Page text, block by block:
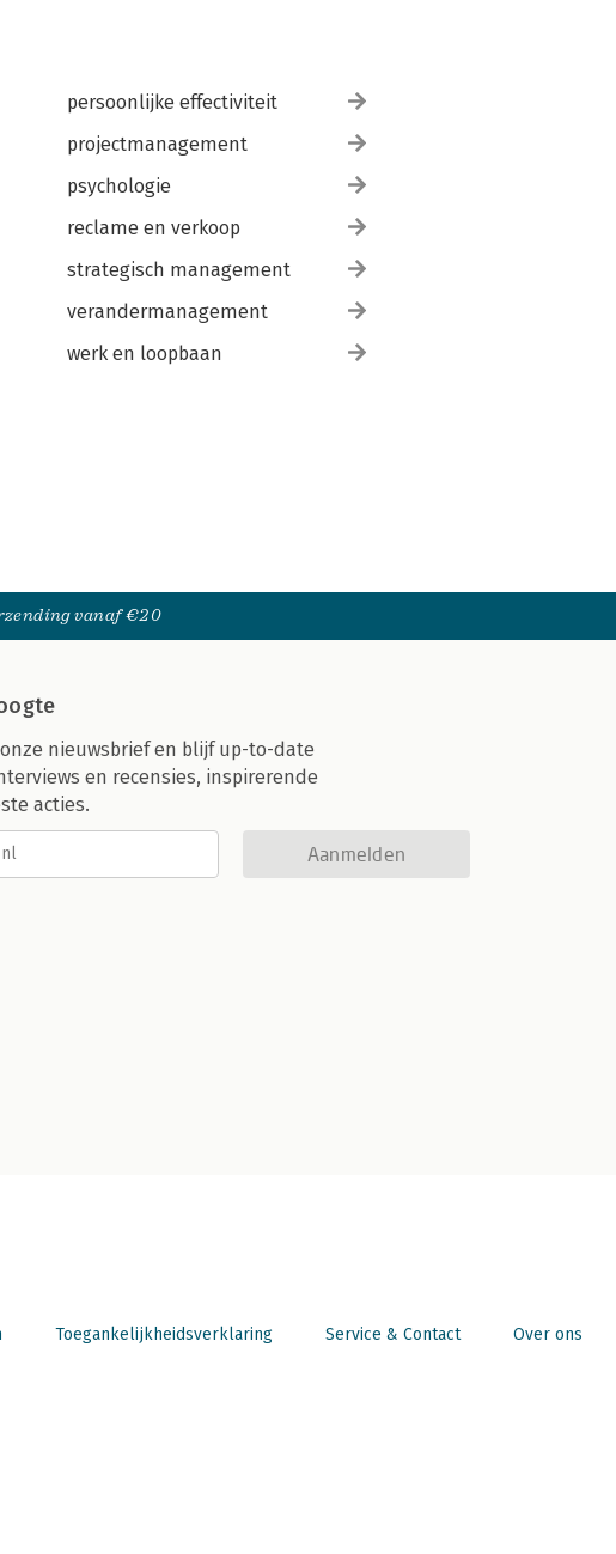
persoonlijke effectiviteit
projectmanagement
psychologie
reclame en verkoop
strategisch management
verandermanagement
werk en loopbaan
vanaf €20
nieuwsbrief en blijf up-to-date
en recensies, inspirerende
acties.
Aanmelden
Toegankelijkheidsverklaring Service & Contact Over ons